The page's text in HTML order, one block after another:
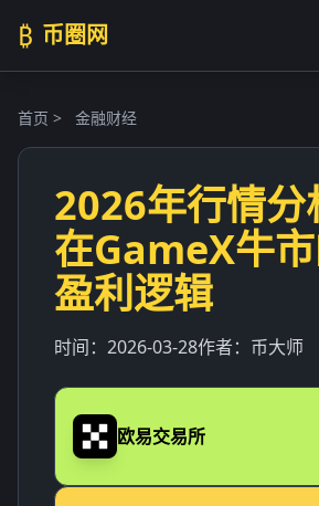
₿ 币圈网
首页 > 金融财经
2026年行情分
在GameX牛
盈利逻辑
时间： 2026-03-28作者： 币大师
欧易交易所